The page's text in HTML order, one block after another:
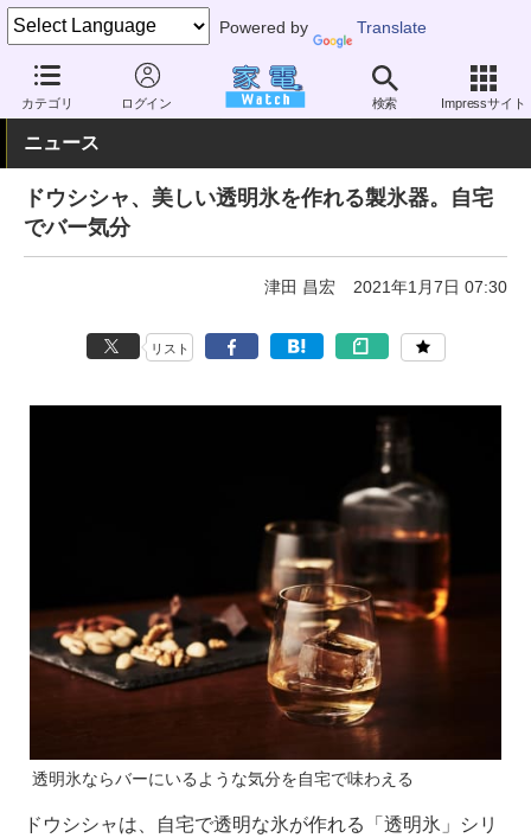
Powered by Translate
カテゴリ ログイン 検索 Impressサイト
家電 Watch その他・家電 雑貨 キッチン雑貨
ニュース
ドウシシャ、美しい透明氷を作れる製氷器。自宅
でバー気分
津田 昌宏 2021年1月7日 07:30
リスト
透明氷ならバーにいるような気分を自宅で味わえる
ドウシシャは、自宅で透明な氷が作れる「透明氷」シリ